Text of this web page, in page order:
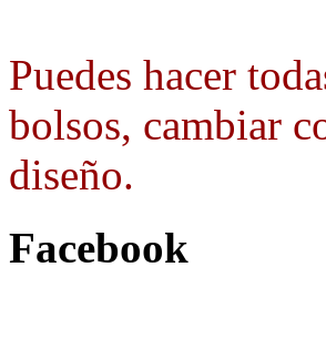
Puedes hacer
bolsos, cambiar
diseño.
Facebook